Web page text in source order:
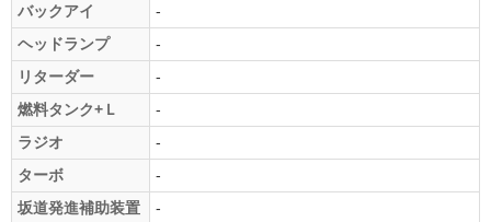
バックアイ
-
ヘッドランプ
-
リターダー
-
燃料タンク+Ｌ
-
ラジオ
-
ターボ
-
坂道発進補助装置
-